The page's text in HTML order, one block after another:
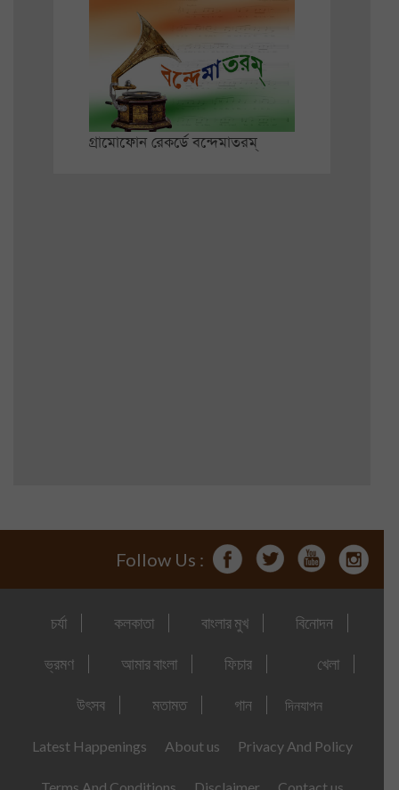
গ্রামোফোন রেকর্ডে বন্দেমাতরম্
Follow Us :
চর্যা কলকাতা বাংলার মুখ বিনোদন
ভ্রমণ আমার বাংলা ফিচার খেলা
উৎসব মতামত গান দিনযাপন
Latest Happenings About us Privacy And Policy